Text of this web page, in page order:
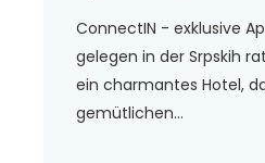
ConnectIN - exklusive
gelegen in der Srpskih
ein charmantes Hotel,
gemütlichen...